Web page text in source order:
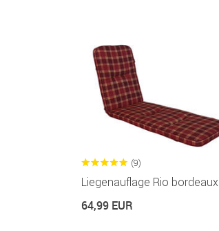
(9)
Liegenauflage Rio bordeaux
64,99 EUR